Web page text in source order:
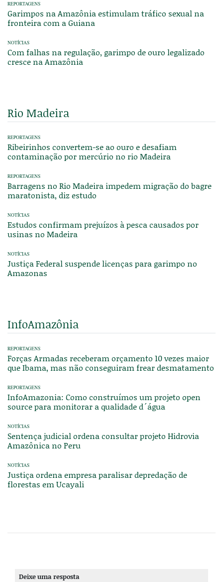
REPORTAGENS
Garimpos na Amazônia estimulam tráfico sexual na
fronteira com a Guiana
NOTÍCIAS
Com falhas na regulação, garimpo de ouro legalizado
cresce na Amazônia
Rio Madeira
REPORTAGENS
Ribeirinhos convertem-se ao ouro e desafiam
contaminação por mercúrio no rio Madeira
REPORTAGENS
Barragens no Rio Madeira impedem migração do bagre
maratonista, diz estudo
NOTÍCIAS
Estudos confirmam prejuízos à pesca causados por
usinas no Madeira
NOTÍCIAS
Justiça Federal suspende licenças para garimpo no
Amazonas
InfoAmazônia
REPORTAGENS
Forças Armadas receberam orçamento 10 vezes maior
que Ibama, mas não conseguiram frear desmatamento
REPORTAGENS
InfoAmazonia: Como construímos um projeto open
source para monitorar a qualidade d´água
NOTÍCIAS
Sentença judicial ordena consultar projeto Hidrovia
Amazônica no Peru
NOTÍCIAS
Justiça ordena empresa paralisar depredação de
florestas em Ucayali
Deixe uma resposta